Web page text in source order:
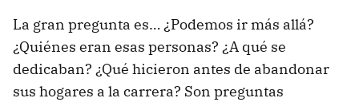
La gran pregunta es… ¿Podemos ir más allá?
¿Quiénes eran esas personas? ¿A qué se
dedicaban? ¿Qué hicieron antes de abandonar
sus hogares a la carrera? Son preguntas